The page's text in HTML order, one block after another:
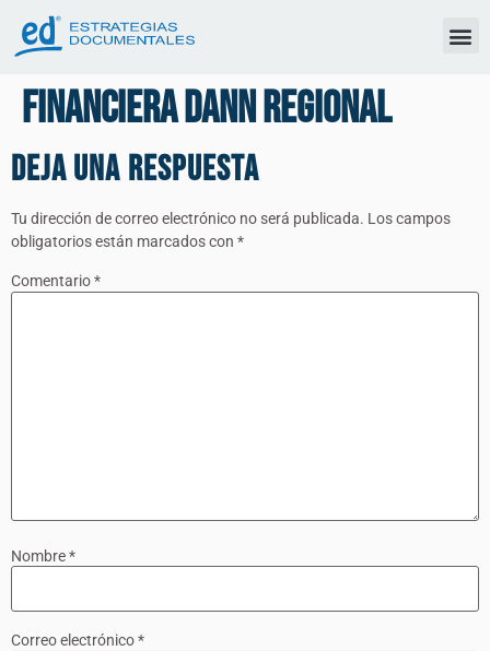
Financiera Dann Regional
Deja una respuesta
Tu dirección de correo electrónico no será publicada. Los campos
obligatorios están marcados con *
Comentario*
Nombre*
Correo electrónico*